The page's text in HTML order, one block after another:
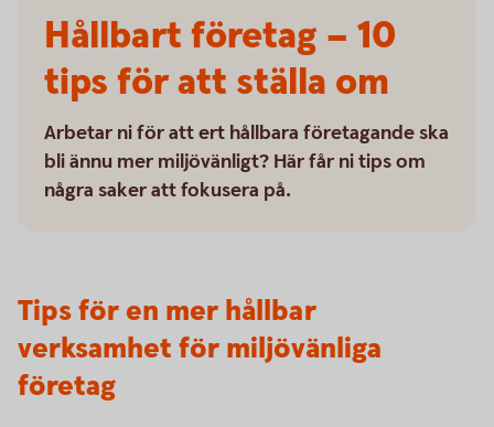
Hållbart företag – 10
tips för att ställa om
Arbetar ni för att ert hållbara företagande ska
bli ännu mer miljövänligt? Här får ni tips om
några saker att fokusera på.
Tips för en mer hållbar
verksamhet för miljövänliga
företag